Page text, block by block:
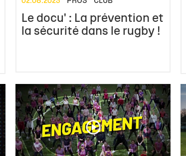
Le docu' : La prévention et
la sécurité dans le rugby !